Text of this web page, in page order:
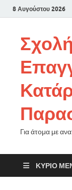
8 Αυγούστου 2026
Για άτομα με
ΚΎΡΙΟ